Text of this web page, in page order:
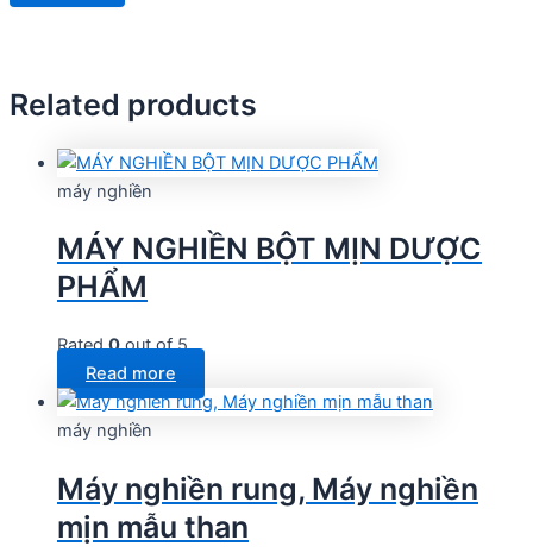
Related products
máy nghiền
MÁY NGHIỀN BỘT MỊN DƯỢC
PHẨM
Rated0out of 5
Read more
máy nghiền
Máy nghiền rung, Máy nghiền
mịn mẫu than